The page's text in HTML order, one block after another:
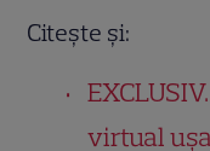
Citește și:
virtual